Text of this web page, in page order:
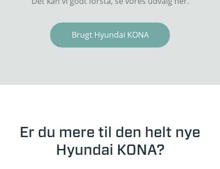
Brugt Hyundai KONA
Er du mere til den helt nye
Hyundai KONA?